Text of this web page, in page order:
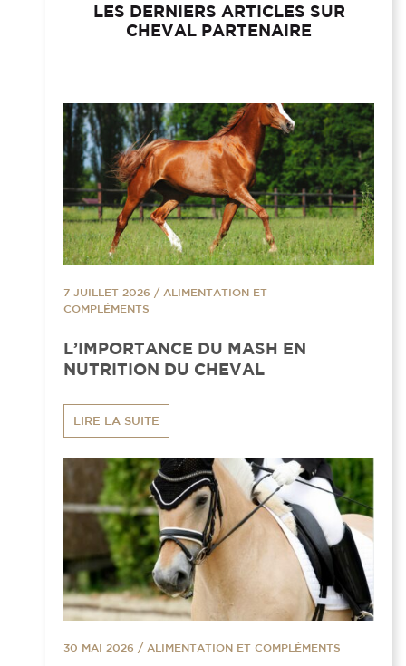
LES DERNIERS ARTICLES SUR
CHEVAL PARTENAIRE
7 JUILLET 2026 / ALIMENTATION ET
COMPLÉMENTS
L’IMPORTANCE DU MASH EN
NUTRITION DU CHEVAL
LIRE LA SUITE
30 MAI 2026 / ALIMENTATION ET COMPLÉMENTS